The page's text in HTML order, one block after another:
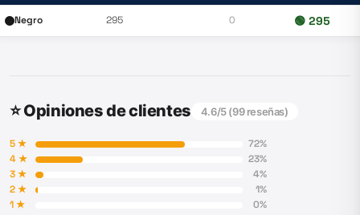
Negro 295 0 🟢 295
⭐ Opiniones de clientes 4.6/5 (99reseñas)
5★ 72%
4★ 23%
3★ 4%
2★ 1%
1★ 0%